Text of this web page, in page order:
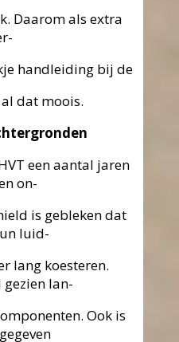
Daarom als extra
handleiding bij de
dat moois.
een aantal jaren
on-
is gebleken dat
luid-
lang koesteren.
gezien lan-
Ook is